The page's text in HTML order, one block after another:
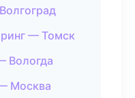
— Томск
Вологда
Москва